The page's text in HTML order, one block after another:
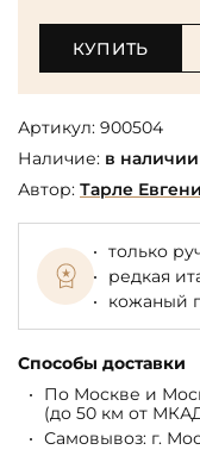
КУПИТЬ
Артикул: 900504
Наличие: в
Автор: Тарле
только
редкая
кожаный
Способы доставки
По Москве и
(до 50 км от
Самовывоз: г.